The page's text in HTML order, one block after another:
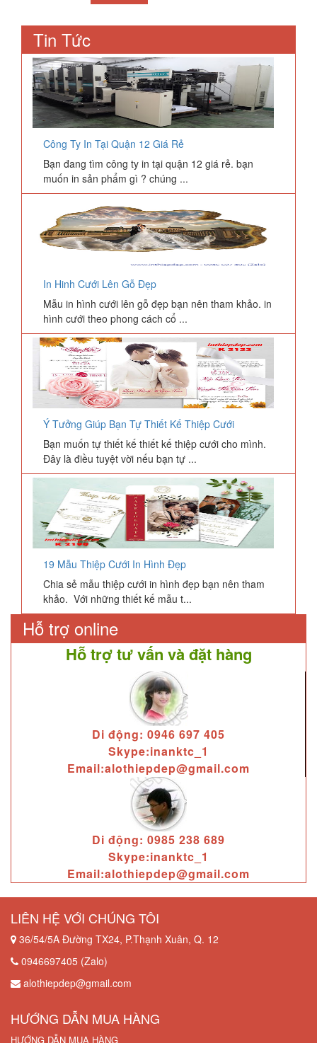
Tin Tức
Công Ty In Tại Quận 12 Giá Rẻ
Bạn đang tìm công ty in tại quận 12 giá rẻ. bạn
muốn in sản phẩm gì ? chúng ...
In Hinh Cưới Lên Gỗ Đẹp
Mẫu in hình cưới lên gỗ đẹp bạn nên tham khảo. in
hình cưới theo phong cách cổ ...
Ý Tưởng Giúp Bạn Tự Thiết Kế Thiệp Cưới
Bạn muốn tự thiết kế thiết kế thiệp cưới cho mình.
Đây là điều tuyệt vời nếu bạn tự ...
19 Mẫu Thiệp Cưới In Hình Đẹp
Chia sẻ mẫu thiệp cưới in hình đẹp bạn nên tham
khảo. Với những thiết kế mẫu t...
Hỗ trợ online
Hỗ trợ tư vấn và đặt hàng
Di động: 0946 697 405
Skype:inanktc_1
Email:alothiepdep@gmail.com
Di động: 0985 238 689
Skype:inanktc_1
Email:alothiepdep@gmail.com
LIÊN HỆ VỚI CHÚNG TÔI
36/54/5A Đường TX24, P.Thạnh Xuân, Q. 12
0946697405 (Zalo)
alothiepdep@gmail.com
HƯỚNG DẪN MUA HÀNG
HƯỚNG DẪN MUA HÀNG